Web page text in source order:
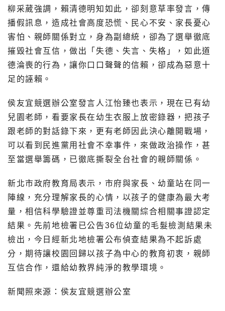
柳采葳強調，賴清德明知如此，卻刻意草率發言，傳
播假訊息，造成社會高度恐慌、民心不安、家長憂心
害怕、親師關係對立，身為副總統，卻為了選舉徹底
摧毀社會互信，做出「失德、失言、失格」，如此道
德淪喪的行為，讓你口口聲聲的信賴，卻成為惡意十
足的誣賴。
侯友宜競選辦公室發言人江怡臻也表示，現在已有幼
兒園老師，看要家長在幼生衣服上放密錄器，把孩子
跟老師的對話錄下來，更有老師因此決心離開戰場，
可以看到民進黨用社會不幸事件，來做政治操作，甚
至當選舉籌碼，已徹底撕裂全台社會的親師關係。
新北市政府教育局表示，市府與家長、幼童站在同一
陣線，充分理解家長的心情，以孩子的健康為最大考
量，相信科學驗證並尊重司法機關綜合相關事證認定
結果。先前地檢署已公告36位幼童的毛髮檢測結果未
檢出，今日經新北地檢署公布偵查結果為不起訴處
分，期待讓校園回歸以孩子為中心的教育初衷，親師
互信合作，還給幼教界純淨的教學環境。
新聞照來源：侯友宜競選辦公室